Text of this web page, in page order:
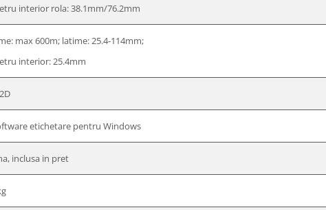
interior rola: 38.1mm/76.2mm
max 600m; latime: 25.4-114mm;
interior: 25.4mm
etichetare pentru Windows
inclusa in pret